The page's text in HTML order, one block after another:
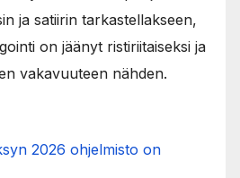
ja satiirin tarkastellakseen,
on jäänyt ristiriitaiseksi ja
vakavuuteen nähden.
2026 ohjelmisto on